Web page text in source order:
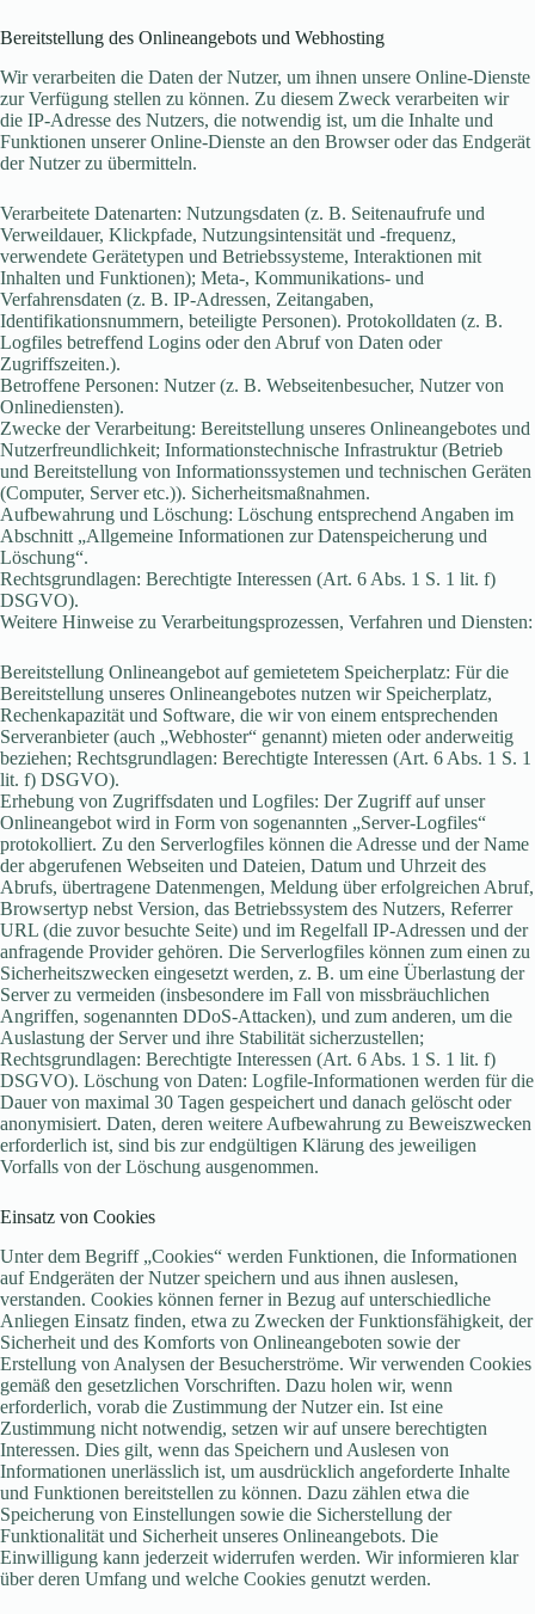
Bereitstellung des Onlineangebots und Webhosting
Wir verarbeiten die Daten der Nutzer, um ihnen unsere Online-Dienste
zur Verfügung stellen zu können. Zu diesem Zweck verarbeiten wir
die IP-Adresse des Nutzers, die notwendig ist, um die Inhalte und
Funktionen unserer Online-Dienste an den Browser oder das Endgerät
der Nutzer zu übermitteln.
Verarbeitete Datenarten: Nutzungsdaten (z. B. Seitenaufrufe und
Verweildauer, Klickpfade, Nutzungsintensität und -frequenz,
verwendete Gerätetypen und Betriebssysteme, Interaktionen mit
Inhalten und Funktionen); Meta-, Kommunikations- und
Verfahrensdaten (z. B. IP-Adressen, Zeitangaben,
Identifikationsnummern, beteiligte Personen). Protokolldaten (z. B.
Logfiles betreffend Logins oder den Abruf von Daten oder
Zugriffszeiten.).
Betroffene Personen: Nutzer (z. B. Webseitenbesucher, Nutzer von
Onlinediensten).
Zwecke der Verarbeitung: Bereitstellung unseres Onlineangebotes und
Nutzerfreundlichkeit; Informationstechnische Infrastruktur (Betrieb
und Bereitstellung von Informationssystemen und technischen Geräten
(Computer, Server etc.)). Sicherheitsmaßnahmen.
Aufbewahrung und Löschung: Löschung entsprechend Angaben im
Abschnitt „Allgemeine Informationen zur Datenspeicherung und
Löschung“.
Rechtsgrundlagen: Berechtigte Interessen (Art. 6 Abs. 1 S. 1 lit. f)
DSGVO).
Weitere Hinweise zu Verarbeitungsprozessen, Verfahren und Diensten:
Bereitstellung Onlineangebot auf gemietetem Speicherplatz: Für die
Bereitstellung unseres Onlineangebotes nutzen wir Speicherplatz,
Rechenkapazität und Software, die wir von einem entsprechenden
Serveranbieter (auch „Webhoster“ genannt) mieten oder anderweitig
beziehen; Rechtsgrundlagen: Berechtigte Interessen (Art. 6 Abs. 1 S. 1
lit. f) DSGVO).
Erhebung von Zugriffsdaten und Logfiles: Der Zugriff auf unser
Onlineangebot wird in Form von sogenannten „Server-Logfiles“
protokolliert. Zu den Serverlogfiles können die Adresse und der Name
der abgerufenen Webseiten und Dateien, Datum und Uhrzeit des
Abrufs, übertragene Datenmengen, Meldung über erfolgreichen Abruf,
Browsertyp nebst Version, das Betriebssystem des Nutzers, Referrer
URL (die zuvor besuchte Seite) und im Regelfall IP-Adressen und der
anfragende Provider gehören. Die Serverlogfiles können zum einen zu
Sicherheitszwecken eingesetzt werden, z. B. um eine Überlastung der
Server zu vermeiden (insbesondere im Fall von missbräuchlichen
Angriffen, sogenannten DDoS-Attacken), und zum anderen, um die
Auslastung der Server und ihre Stabilität sicherzustellen;
Rechtsgrundlagen: Berechtigte Interessen (Art. 6 Abs. 1 S. 1 lit. f)
DSGVO). Löschung von Daten: Logfile-Informationen werden für die
Dauer von maximal 30 Tagen gespeichert und danach gelöscht oder
anonymisiert. Daten, deren weitere Aufbewahrung zu Beweiszwecken
erforderlich ist, sind bis zur endgültigen Klärung des jeweiligen
Vorfalls von der Löschung ausgenommen.
Einsatz von Cookies
Unter dem Begriff „Cookies“ werden Funktionen, die Informationen
auf Endgeräten der Nutzer speichern und aus ihnen auslesen,
verstanden. Cookies können ferner in Bezug auf unterschiedliche
Anliegen Einsatz finden, etwa zu Zwecken der Funktionsfähigkeit, der
Sicherheit und des Komforts von Onlineangeboten sowie der
Erstellung von Analysen der Besucherströme. Wir verwenden Cookies
gemäß den gesetzlichen Vorschriften. Dazu holen wir, wenn
erforderlich, vorab die Zustimmung der Nutzer ein. Ist eine
Zustimmung nicht notwendig, setzen wir auf unsere berechtigten
Interessen. Dies gilt, wenn das Speichern und Auslesen von
Informationen unerlässlich ist, um ausdrücklich angeforderte Inhalte
und Funktionen bereitstellen zu können. Dazu zählen etwa die
Speicherung von Einstellungen sowie die Sicherstellung der
Funktionalität und Sicherheit unseres Onlineangebots. Die
Einwilligung kann jederzeit widerrufen werden. Wir informieren klar
über deren Umfang und welche Cookies genutzt werden.